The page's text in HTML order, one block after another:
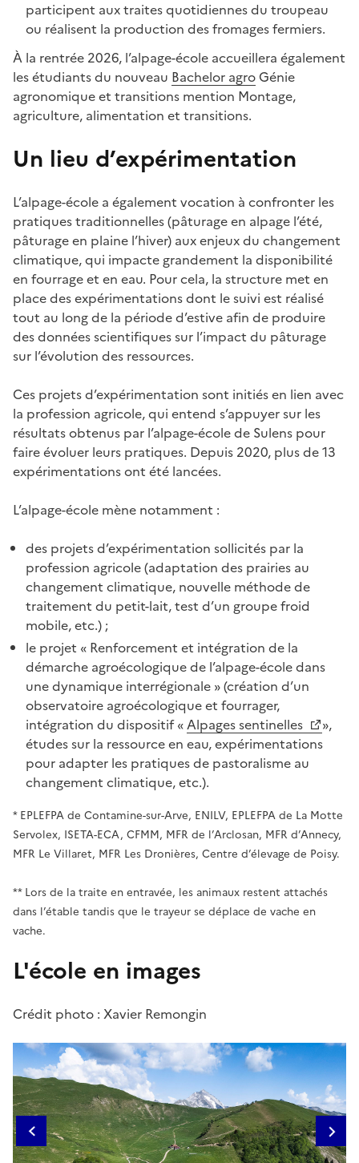
participent aux traites quotidiennes du troupeau
ou réalisent la production des fromages fermiers.
À la rentrée 2026, l’alpage-école accueillera également
les étudiants du nouveau Bachelor agroGénie
agronomique et transitions mention Montage,
agriculture, alimentation et transitions.
Un lieu d’expérimentation
L’alpage-école a également vocation à confronter les
pratiques traditionnelles (pâturage en alpage l’été,
pâturage en plaine l’hiver) aux enjeux du changement
climatique, qui impacte grandement la disponibilité
en fourrage et en eau. Pour cela, la structure met en
place des expérimentations dont le suivi est réalisé
tout au long de la période d’estive afin de produire
des données scientifiques sur l’impact du pâturage
sur l’évolution des ressources.
Ces projets d’expérimentation sont initiés en lien avec
la profession agricole, qui entend s’appuyer sur les
résultats obtenus par l’alpage-école de Sulens pour
faire évoluer leurs pratiques. Depuis 2020, plus de 13
expérimentations ont été lancées.
L’alpage-école mène notamment :
des projets d’expérimentation sollicités par la
profession agricole (adaptation des prairies au
changement climatique, nouvelle méthode de
traitement du petit-lait, test d’un groupe froid
mobile, etc.) ;
le projet « Renforcement et intégration de la
démarche agroécologique de l’alpage-école dans
une dynamique interrégionale » (création d’un
observatoire agroécologique et fourrager,
intégration du dispositif «Alpages sentinelles
»,
études sur la ressource en eau, expérimentations
pour adapter les pratiques de pastoralisme au
changement climatique, etc.).
* EPLEFPA de Contamine-sur-Arve, ENILV, EPLEFPA de La Motte
Servolex, ISETA-ECA, CFMM, MFR de l’Arclosan, MFR d’Annecy,
MFR Le Villaret, MFR Les Dronières, Centre d’élevage de Poisy.
** Lors de la traite en entravée, les animaux restent attachés
dans l’étable tandis que le trayeur se déplace de vache en
vache.
L'école en images
Crédit photo : Xavier Remongin
Galerie d'images
1